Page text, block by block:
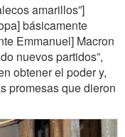
amarillos”]
básicamente
Emmanuel] Macron
nuevos partidos”,
obtener el poder y,
promesas que dieron